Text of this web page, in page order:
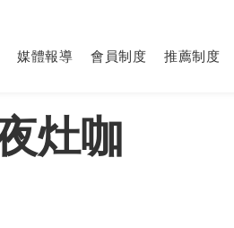
媒體報導 會員制度 推薦制度
灶咖